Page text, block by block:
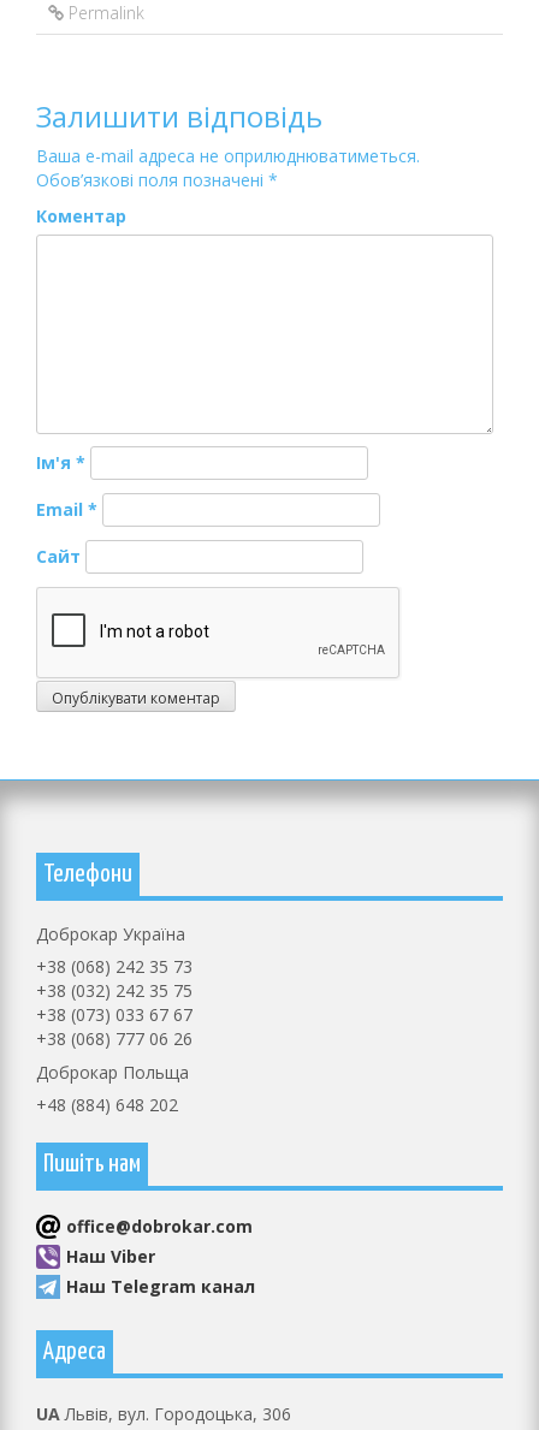
Permalink
Залишити відповідь
Ваша e-mail адреса не оприлюднюватиметься.
Обов’язкові поля позначені *
Коментар
Ім'я *
Email *
Сайт
Телефони
Доброкар Україна
+38 (068) 242 35 73
+38 (032) 242 35 75
+38 (073) 033 67 67
+38 (068) 777 06 26
Доброкар Польща
+48 (884) 648 202
Пишіть нам
оffice@dobrokar.com
Наш Viber
Наш Telegram канал
Адреса
UAЛьвів, вул. Городоцька, 306